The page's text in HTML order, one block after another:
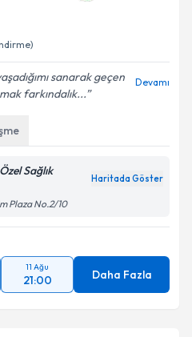
sanarak geçen
farkındalık...
Devamı
Sağlık
Haritada Göster
Plaza No.2/10
11 Ağu
21:00 Daha Fazla